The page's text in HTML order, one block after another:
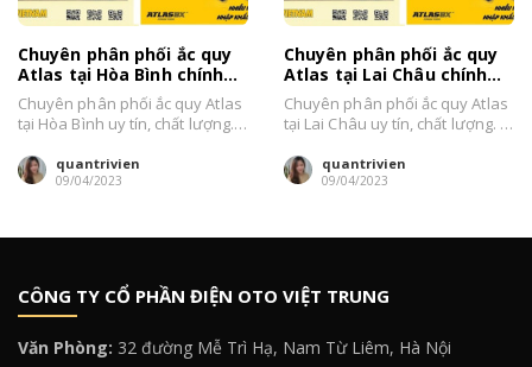
Chuyên phân phối ắc quy
Atlas tại Hòa Bình chính
hãng, giá bán tốt
Chuyên phân phối ắc quy Atlas
tại Hòa Bình uy tín, chất lượng.
quantrivien
09/04/2023
Chuyên phân phối ắc quy
Atlas tại Lai Châu chính
hãng, giá bán tốt
Chuyên phân phối ắc quy Atlas
tại Lai Châu uy tín, chất lượng. Ô
quantrivien
09/04/2023
CÔNG TY CỔ PHẦN ĐIỆN OTO VIỆT TRUNG
Văn Phòng: 32 đường Mễ Trì Hạ, Nam Từ Liêm, Hà Nội